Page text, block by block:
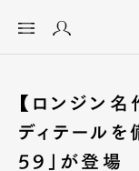
【ロンジン
ディテールを
59」が登場